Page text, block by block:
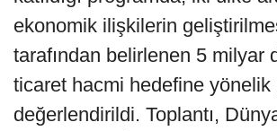
ekonomik ilişkilerin
tarafından belirlenen 5 milyar
ticaret hacmi hedefine yönelik
değerlendirildi. Toplantı,